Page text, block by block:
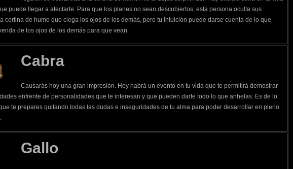
puede llegar a afectarte. Para que los planes no sean descubiertos, esta persona oculta sus
cortina de humo que ciega los ojos de los demás, pero tu intuición puede darse cuenta de lo que
de los ojos de los demás para que vean.
Cabra
Causarás hoy una gran impresión. Hoy habrá un evento en tu vida que te permitirá demostrar
enfrente de personalidades que te interesan y que pueden darte todo lo que anhelas. Es de lo
te prepares quitando todas las dudas e inseguridades de tu alma para poder desarrollar en pleno
Gallo